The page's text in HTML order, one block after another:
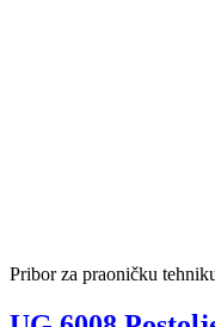
Pribor za praoničku